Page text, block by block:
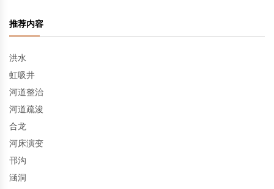
推荐内容
洪水
虹吸井
河道整治
河道疏浚
合龙
河床演变
邗沟
涵洞